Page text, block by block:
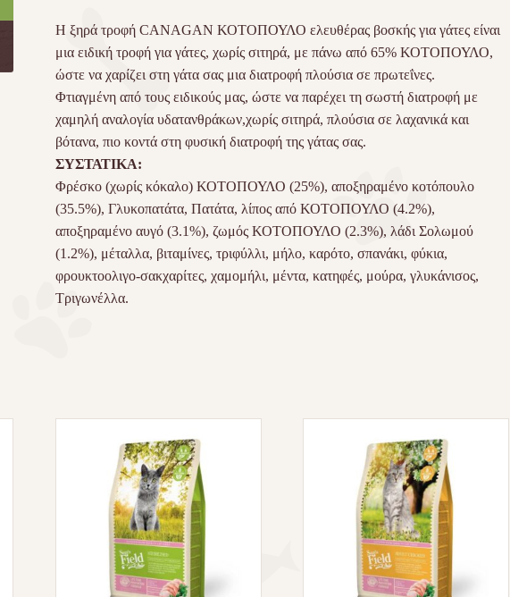
Η ξηρά τροφή CANAGAN ΚΟΤΟΠΟΥΛΟ ελευθέρας βοσκής για γάτες είναι
μια ειδική τροφή για γάτες, χωρίς σιτηρά, με πάνω από 65% ΚΟΤΟΠΟΥΛΟ,
ώστε να χαρίζει στη γάτα σας μια διατροφή πλούσια σε πρωτεΐνες.
Φτιαγμένη από τους ειδικούς μας, ώστε να παρέχει τη σωστή διατροφή με
χαμηλή αναλογία υδατανθράκων,χωρίς σιτηρά, πλούσια σε λαχανικά και
βότανα, πιο κοντά στη φυσική διατροφή της γάτας σας.
ΣΥΣΤΑΤΙΚΑ:
Φρέσκο (χωρίς κόκαλο) ΚΟΤΟΠΟΥΛΟ (25%), αποξηραμένο κοτόπουλο
(35.5%), Γλυκοπατάτα, Πατάτα, λίπος από ΚΟΤΟΠΟΥΛΟ (4.2%),
αποξηραμένο αυγό (3.1%), ζωμός ΚΟΤΟΠΟΥΛΟ (2.3%), λάδι Σολωμού
(1.2%), μέταλλα, βιταμίνες, τριφύλλι, μήλο, καρότο, σπανάκι, φύκια,
φρουκτοολιγο-σακχαρίτες, χαμομήλι, μέντα, κατηφές, μούρα, γλυκάνισος,
Τριγωνέλλα.